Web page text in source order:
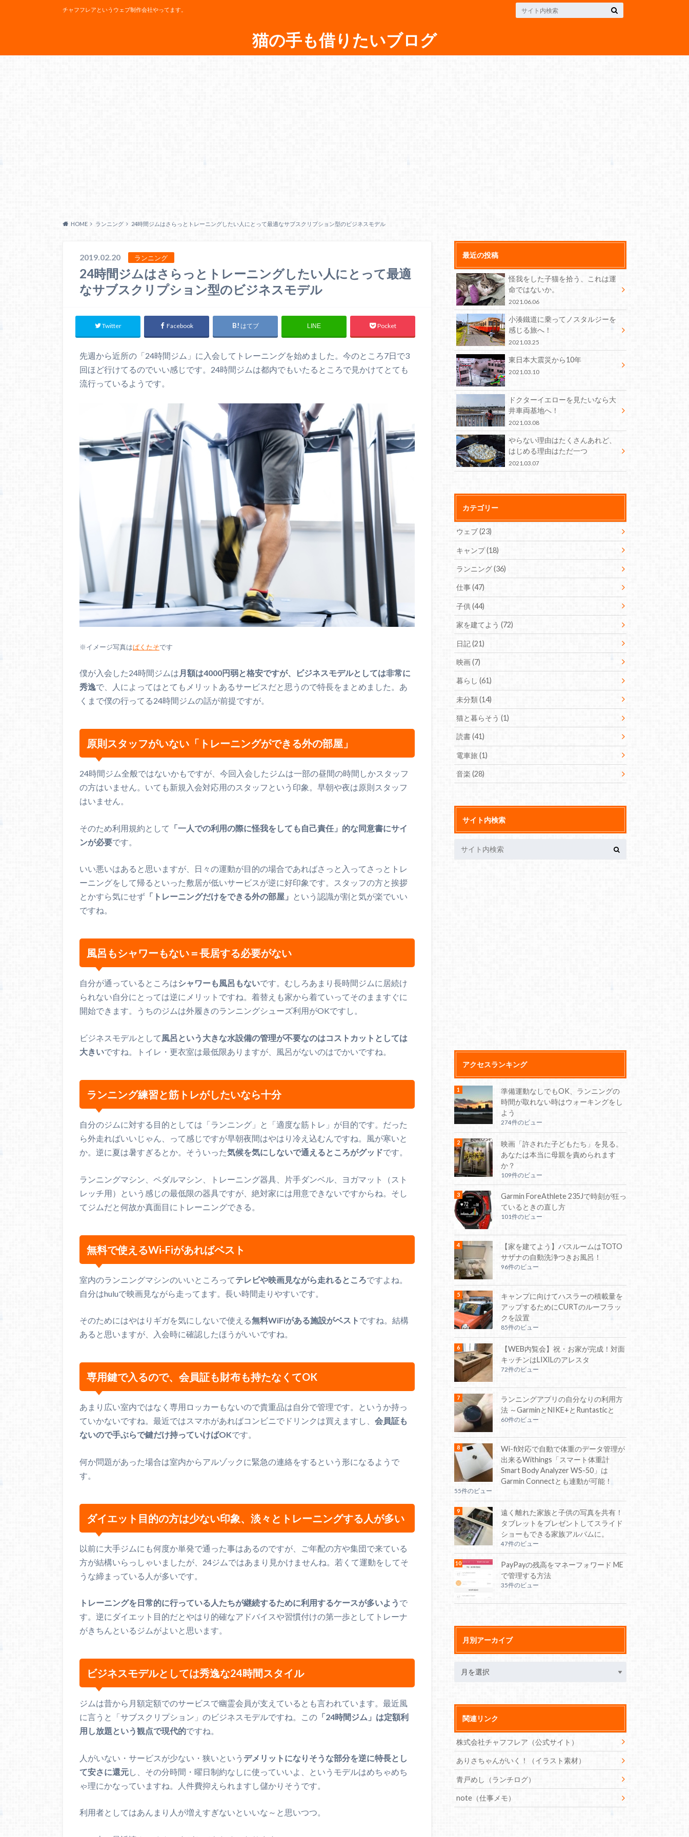
猫の手も借りたいブログ
チャフフレアというウェブ制作会社やってます。
HOME ランニング 24時間ジムはさらっとトレーニングしたい人にとって最適なサブスクリプション型のビジネスモデル
2019.02.20 ランニング
24時間ジムはさらっとトレーニングしたい人にとって最適
なサブスクリプション型のビジネスモデル
Twitter Facebook はてブ LINE Pocket
先週から近所の「24時間ジム」に入会してトレーニングを始めました。今のところ7日で3
回ほど行けてるのでいい感じです。24時間ジムは都内でもいたるところで見かけてとても
流行っているようです。
※イメージ写真はぱくたそです
僕が入会した24時間ジムは 月額は4000円弱と格安ですが、ビジネスモデルとしては非常に
秀逸で、人によってはとてもメリットあるサービスだと思うので特長をまとめました。あ
くまで僕の行ってる24時間ジムの話が前提ですが。
原則スタッフがいない「トレーニングができる外の部屋」
24時間ジム全般ではないかもですが、今回入会したジムは一部の昼間の時間しかスタッフ
の方はいません。いても新規入会対応用のスタッフという印象。早朝や夜は原則スタッフ
はいません。
そのため利用規約として 「一人での利用の際に怪我をしても自己責任」的な同意書にサイ
ンが必要です。
いい悪いはあると思いますが、日々の運動が目的の場合であればさっと入ってさっとトレ
ーニングをして帰るといった敷居が低いサービスが逆に好印象です。スタッフの方と挨拶
とかすら気にせず 「トレーニングだけをできる外の部屋」
という認識が割と気が楽でいい
ですね。
風呂もシャワーもない＝長居する必要がない
自分が通っているところはシャワーも風呂もないです。むしろあまり長時間ジムに居続け
られない自分にとっては逆にメリットですね。着替えも家から着ていってそのまますぐに
開始できます。うちのジムは外履きのランニングシューズ利用がOKですし。
ビジネスモデルとして 風呂という大きな水設備の管理が不要なのはコストカットとしては
大きいですね。トイレ・更衣室は最低限ありますが、風呂がないのはでかいですね。
ランニング練習と筋トレがしたいなら十分
自分のジムに対する目的としては「ランニング」と「適度な筋トレ」が目的です。だった
ら外走ればいいじゃん、って感じですが早朝夜間はやはり冷え込むんですね。風が寒いと
か。逆に夏は暑すぎるとか。そういった気候を気にしないで通えるところがグッドです。
ランニングマシン、ペダルマシン、トレーニング器具、片手ダンベル、ヨガマット（スト
レッチ用）という感じの最低限の器具ですが、絶対家には用意できないですからね。そし
てジムだと何故か真面目にトレーニングできる。
無料で使えるWi-Fiがあればベスト
室内のランニングマシンのいいところってテレビや映画見ながら走れるところですよね。
自分はhuluで映画見ながら走ってます。長い時間走りやすいです。
そのためにはやはりギガを気にしないで使える無料WiFiがある施設がベスト ですね。結構
あると思いますが、入会時に確認したほうがいいですね。
専用鍵で入るので、会員証も財布も持たなくてOK
あまり広い室内ではなく専用ロッカーもないので貴重品は自分で管理です。というか持っ
ていかないですね。最近ではスマホがあればコンビニでドリンクは買えますし、 会員証も
ないので手ぶらで鍵だけ持っていけばOKです。
何か問題があった場合は室内からアルゾックに緊急の連絡をするという形になるようで
す。
ダイエット目的の方は少ない印象、淡々とトレーニングする人が多い
以前に大手ジムにも何度か単発で通った事はあるのですが、ご年配の方や集団で来ている
方が結構いらっしゃいましたが、24ジムではあまり見かけませんね。若くて運動をしてそ
うな締まっている人が多いです。
トレーニングを日常的に行っている人たちが継続するために利用するケースが多いよう で
す。逆にダイエット目的だとやはり的確なアドバイスや習慣付けの第一歩としてトレーナ
がきちんといるジムがよいと思います。
ビジネスモデルとしては秀逸な24時間スタイル
ジムは昔から月額定額でのサービスで幽霊会員が支えているとも言われています。最近風
に言うと「サブスクリプション」のビジネスモデルですね。この 「24時間ジム」は定額利
用し放題という観点で現代的ですね。
人がいない・サービスが少ない・狭いという デメリットになりそうな部分を逆に特長とし
て安さに還元し、その分時間・曜日制約なしに使っていいよ、というモデルはめちゃめち
ゃ理にかなっていますね。人件費抑えられますし儲かりそうです。
利用者としてはあんまり人が増えすぎないといいな～と思いつつ。
最近の投稿
怪我をした子猫を拾う、これは運
命ではないか。
2021.06.06
小湊鐵道に乗ってノスタルジーを
感じる旅へ！
2021.03.25
東日本大震災から10年
2021.03.10
ドクターイエローを見たいなら大
井車両基地へ！
2021.03.08
やらない理由はたくさんあれど、
はじめる理由はただ一つ
2021.03.07
カテゴリー
ウェブ(23)
キャンプ(18)
ランニング(36)
仕事(47)
子供(44)
家を建てよう(72)
日記(21)
映画(7)
暮らし(61)
未分類(14)
猫と暮らそう(1)
読書(41)
電車旅(1)
音楽(28)
サイト内検索
アクセスランキング
準備運動なしでもOK、ランニングの
時間が取れない時はウォーキングをし
よう
274件のビュー
映画「許された子どもたち」を見る。
あなたは本当に母親を責められます
か？
109件のビュー
Garmin ForeAthlete 235Jで時刻が狂っ
ているときの直し方
101件のビュー
【家を建てよう】バスルームはTOTO
サザナの自動洗浄つきお風呂！
96件のビュー
キャンプに向けてハスラーの積載量を
アップするためにCURTのルーフラッ
クを設置
85件のビュー
【WEB内覧会】祝・お家が完成！対面
キッチンはLIXILのアレスタ
72件のビュー
ランニングアプリの自分なりの利用方
法 ～GarminとNIKE+とRuntasticと
60件のビュー
Wi-fi対応で自動で体重のデータ管理が
出来るWithings「スマート体重計
Smart Body Analyzer WS-50」は
Garmin Connectとも連動が可能！
55件のビュー
遠く離れた家族と子供の写真を共有！
タブレットをプレゼントしてスライド
ショーもできる家族アルバムに。
47件のビュー
PayPayの残高をマネーフォワード ME
で管理する方法
35件のビュー
月別アーカイブ
関連リンク
株式会社チャフフレア（公式サイト）
ありさちゃんがいく！（イラスト素材）
青戸めし（ランチログ）
note（仕事メモ）